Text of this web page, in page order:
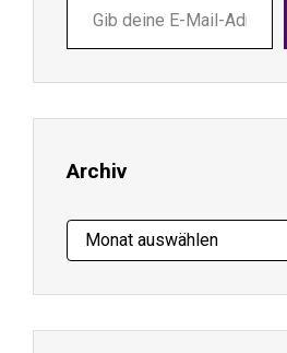
deine
E-
ein ...
Archiv
Archiv